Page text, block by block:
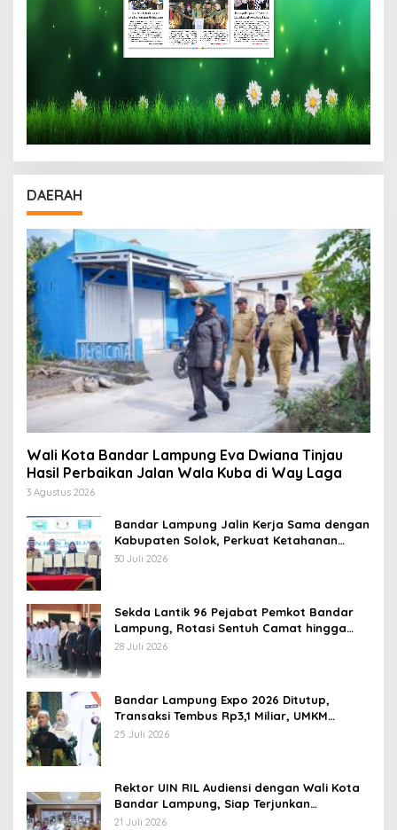
DAERAH
Wali Kota Bandar Lampung Eva Dwiana Tinjau
Hasil Perbaikan Jalan Wala Kuba di Way Laga
3 Agustus 2026
Bandar Lampung Jalin Kerja Sama dengan
Kabupaten Solok, Perkuat Ketahanan
Pangan dan Kendalikan Inflasi
30 Juli 2026
Sekda Lantik 96 Pejabat Pemkot Bandar
Lampung, Rotasi Sentuh Camat hingga
Lurah
28 Juli 2026
Bandar Lampung Expo 2026 Ditutup,
Transaksi Tembus Rp3,1 Miliar, UMKM
Kuliner Jadi Penggerak
25 Juli 2026
Rektor UIN RIL Audiensi dengan Wali Kota
Bandar Lampung, Siap Terjunkan
Mahasiswa KKN Transformatif 2026
21 Juli 2026